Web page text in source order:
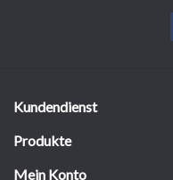
Kundendienst
Produkte
Mein Konto